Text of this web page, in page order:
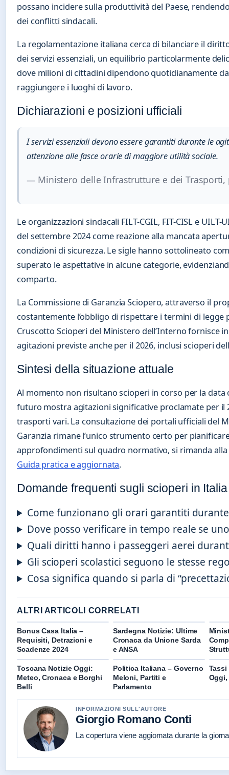
possano incidere sulla produttività del Paese,
dei conflitti sindacali.
La regolamentazione italiana cerca di bilanciare il
dei servizi essenziali, un equilibrio particolarmente
dove milioni di cittadini dipendono quotidianamente
raggiungere i luoghi di lavoro.
Dichiarazioni e posizioni ufficiali
I servizi essenziali devono essere garantiti durante le
attenzione alle fasce orarie di maggiore utilità sociale.
— Ministero delle Infrastrutture e dei Trasporti,
Le organizzazioni sindacali FILT-CGIL, FIT-CISL e
del settembre 2024 come reazione alla mancata
condizioni di sicurezza. Le sigle hanno sottolineato
superato le aspettative in alcune categorie,
comparto.
La Commissione di Garanzia Sciopero, attraverso il
costantemente l’obbligo di rispettare i termini di legge
Cruscotto Scioperi del Ministero dell’Interno fornisce
agitazioni previste anche per il 2026, inclusi scioperi
Sintesi della situazione attuale
Al momento non risultano scioperi in corso per la
futuro mostra agitazioni significative proclamate per il
trasporti vari. La consultazione dei portali ufficiali del
Garanzia rimane l’unico strumento certo per
approfondimenti sul quadro normativo, si rimanda alla
Guida pratica e aggiornata.
Domande frequenti sugli scioperi in Italia
Come funzionano gli orari garantiti
Dove posso verificare in tempo reale se
Quali diritti hanno i passeggeri aerei
Gli scioperi scolastici seguono le stesse
Cosa significa quando si parla di
ALTRI ARTICOLI CORRELATI
Bonus Casa Italia –
Requisiti, Detrazioni e
Scadenze 2024
Sardegna Notizie: Ultime
Cronaca da Unione Sarda
e ANSA
Toscana Notizie Oggi:
Meteo, Cronaca e Borghi
Belli
Politica Italiana – Governo
Meloni, Partiti e
Parlamento
Tassi
INFORMAZIONI SULL'AUTORE
Giorgio Romano Conti
La copertura viene aggiornata durante la